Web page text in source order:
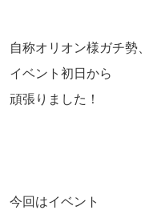
自称オリオン様ガチ勢、
イベント初日から
頑張りました！
今回はイベント